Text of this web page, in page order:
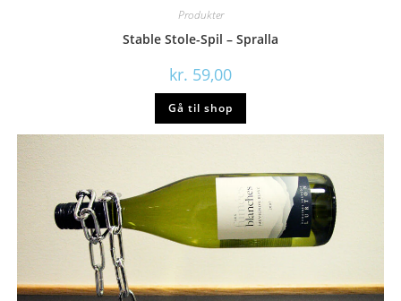
Produkter
Stable Stole-Spil – Spralla
kr. 59,00
Gå til shop